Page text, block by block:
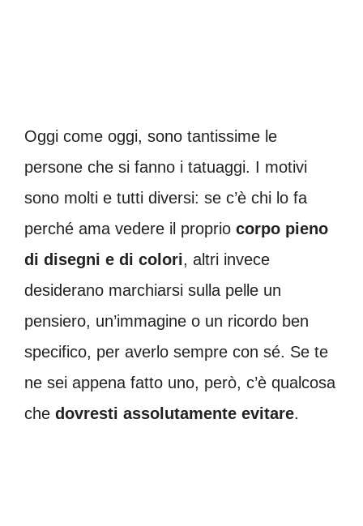
Oggi come oggi, sono tantissime le
persone che si fanno i tatuaggi. I motivi
sono molti e tutti diversi: se c’è chi lo fa
perché ama vedere il proprio corpo pieno
di disegni e di colori, altri invece
desiderano marchiarsi sulla pelle un
pensiero, un’immagine o un ricordo ben
specifico, per averlo sempre con sé. Se te
ne sei appena fatto uno, però, c’è qualcosa
che dovresti assolutamente evitare.